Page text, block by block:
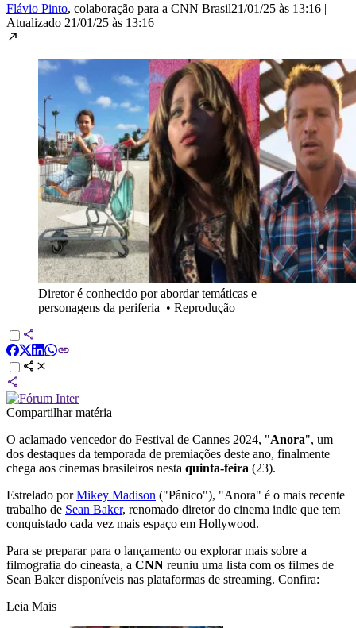
Flávio Pinto, colaboração para a CNN Brasil21/01/25 às 13:16 |
Atualizado 21/01/25 às 13:16
Diretor é conhecido por abordar temáticas e
personagens da periferia • Reprodução
Compartilhar matéria
O aclamado vencedor do Festival de Cannes 2024, "Anora", um
dos destaques da temporada de premiações deste ano, finalmente
chega aos cinemas brasileiros nesta quinta-feira (23).
Estrelado porMikey Madison ("Pânico"), "Anora" é o mais recente
trabalho de Sean Baker, renomado diretor do cinema indie que tem
conquistado cada vez mais espaço em Hollywood.
Para se preparar para o lançamento ou explorar mais sobre a
filmografia do cineasta, a CNN reuniu uma lista com os filmes de
Sean Baker disponíveis nas plataformas de streaming. Confira:
Leia Mais